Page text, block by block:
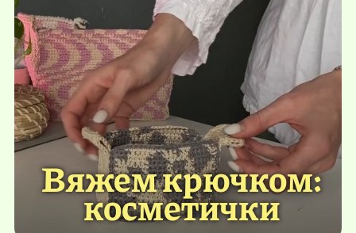
Вяжем крючком:
косметички